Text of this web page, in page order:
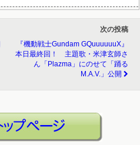
次の投稿
『機動戦士Gundam GQuuuuuuX』
本日最終回！ 主題歌・米津玄師さ
ん「Plazma」にのせて「踊る
M.A.V.」公開